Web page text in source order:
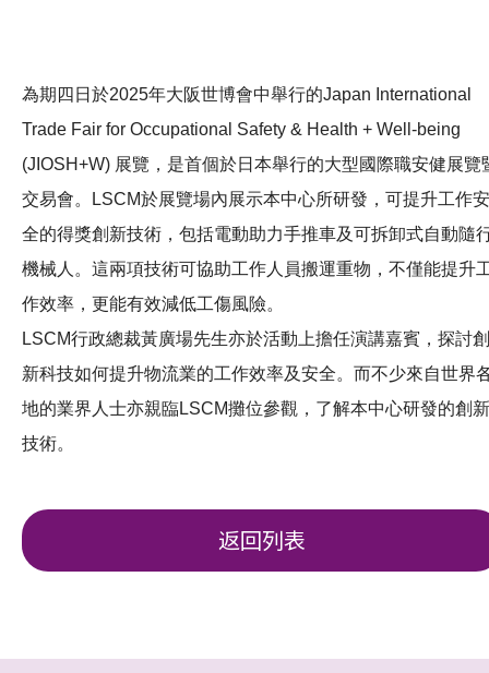
為期四日於2025年大阪世博會中舉行的Japan International
Trade Fair for Occupational Safety & Health + Well-being
(JIOSH+W) 展覽，是首個於日本舉行的大型國際職安健展覽
交易會。LSCM於展覽場內展示本中心所研發，可提升工作安
全的得獎創新技術，包括電動助力手推車及可拆卸式自動隨
機械人。這兩項技術可協助工作人員搬運重物，不僅能提升
作效率，更能有效減低工傷風險。
LSCM行政總裁黃廣場先生亦於活動上擔任演講嘉賓，探討創
新科技如何提升物流業的工作效率及安全。而不少來自世界
地的業界人士亦親臨LSCM攤位參觀，了解本中心研發的創新
技術。
返回列表